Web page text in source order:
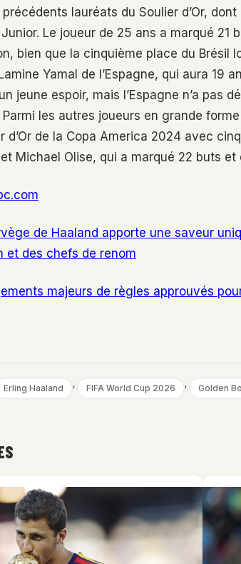
lauréats du Soulier d’Or,
Le joueur de 25 ans a marqué 21
bien que la cinquième place du Brésil
Yamal de l’Espagne, qui aura 19
jeune espoir, mais l’Espagne n’a pas
les autres joueurs en grande
d’Or de la Copa America 2024 avec
Michael Olise, qui a marqué 22 buts
de Haaland apporte une saveur
et des chefs de renom
majeurs de règles approuvés
Erling Haaland , FIFA World Cup 2026 , Golden